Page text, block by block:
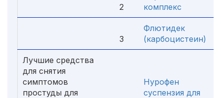
2
комплекс
3
Флютидек
(карбоцистеин)
Лучшие средства
для снятия
симптомов
простуды для
Нурофен
суспензия для